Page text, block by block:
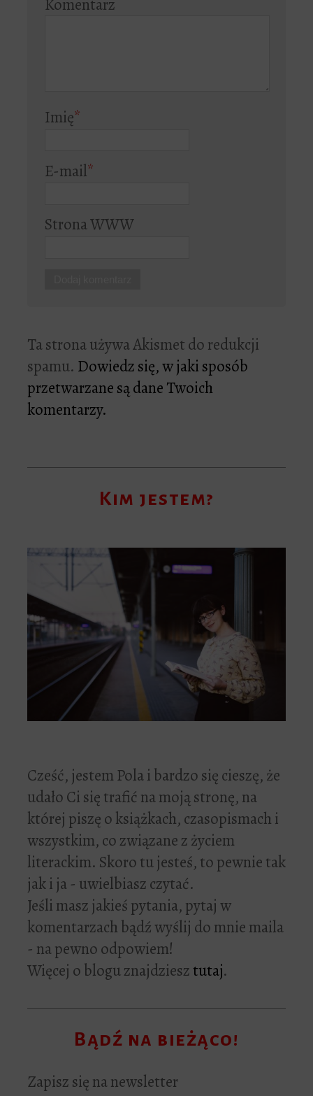
Komentarz
Imię*
E-mail*
Strona WWW
Ta strona używa Akismet do redukcji
spamu. Dowiedz się, w jaki sposób
przetwarzane są dane Twoich
komentarzy.
Kim jestem?
Cześć, jestem Pola i bardzo się cieszę, że
udało Ci się trafić na moją stronę, na
której piszę o książkach, czasopismach i
wszystkim, co związane z życiem
literackim. Skoro tu jesteś, to pewnie tak
jak i ja - uwielbiasz czytać.
Jeśli masz jakieś pytania, pytaj w
komentarzach bądź wyślij do mnie maila
- na pewno odpowiem!
Więcej o blogu znajdziesztutaj.
Bądź na bieżąco!
Zapisz się na newsletter